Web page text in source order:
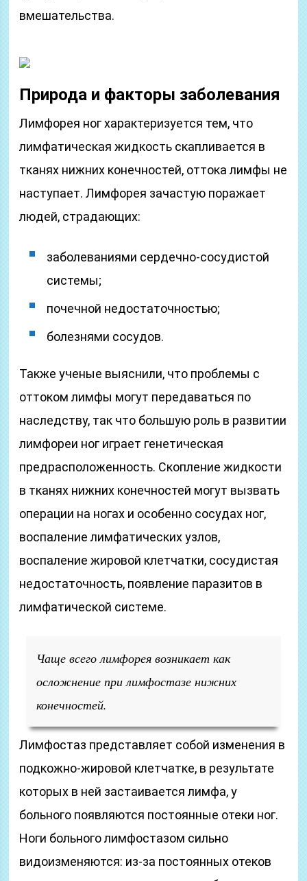
вмешательства.
Природа и факторы заболевания
Лимфорея ног характеризуется тем, что
лимфатическая жидкость скапливается в
тканях нижних конечностей, оттока лимфы не
наступает. Лимфорея зачастую поражает
людей, страдающих:
заболеваниями сердечно-сосудистой
системы;
почечной недостаточностью;
болезнями сосудов.
Также ученые выяснили, что проблемы с
оттоком лимфы могут передаваться по
наследству, так что большую роль в развитии
лимфореи ног играет генетическая
предрасположенность. Скопление жидкости
в тканях нижних конечностей могут вызвать
операции на ногах и особенно сосудах ног,
воспаление лимфатических узлов,
воспаление жировой клетчатки, сосудистая
недостаточность, появление паразитов в
лимфатической системе.
Чаще всего лимфорея возникает как
осложнение при лимфостазе нижних
конечностей.
Лимфостаз представляет собой изменения в
подкожно-жировой клетчатке, в результате
которых в ней застаивается лимфа, у
больного появляются постоянные отеки ног.
Ноги больного лимфостазом сильно
видоизменяются: из-за постоянных отеков